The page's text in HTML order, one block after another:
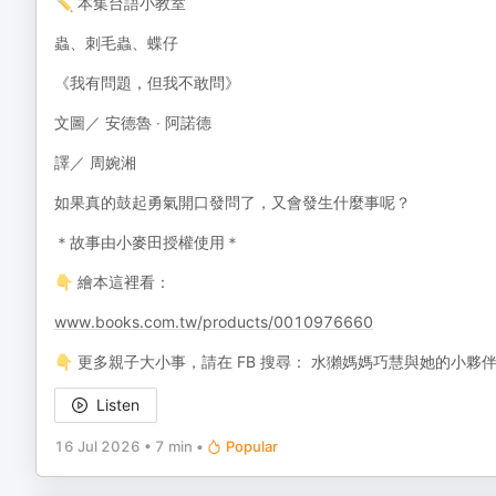
蟲、刺毛蟲、蝶仔
《我有問題，但我不敢問》
文圖／ 安德魯 ‧ 阿諾德
譯／ 周婉湘
如果真的鼓起勇氣開口發問了，又會發生什麼事呢？
＊故事由小麥田授權使用＊
👇 繪本這裡看：
www.books.com.tw/products/0010976660
👇 更多親子大小事，請在 FB 搜尋： 水獺媽媽巧慧與她的小夥伴
Listen
16 Jul 2026 • 7 min • Popular